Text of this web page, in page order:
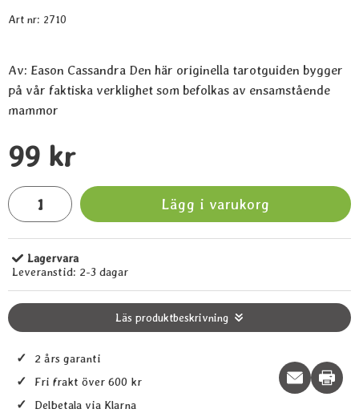
Art nr: 2710
Av: Eason Cassandra Den här originella tarotguiden bygger
på vår faktiska verklighet som befolkas av ensamstående
mammor
pris
99 kr
antal
Lägg i varukorg
Tillgänglighet:
Lagervara
Leveranstid: 2-3 dagar
Läs produktbeskrivning
✓ 2 års garanti
✓ Fri frakt över 600 kr
✓ Delbetala via Klarna
Print